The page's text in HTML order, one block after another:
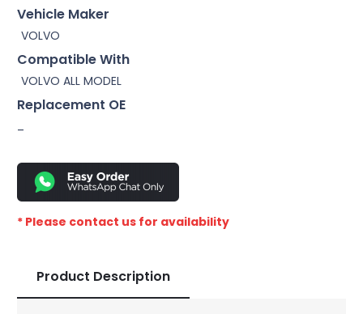
Vehicle Maker
VOLVO
Compatible With
VOLVO ALL MODEL
Replacement OE
–
* Please contact us for availability
Product Description